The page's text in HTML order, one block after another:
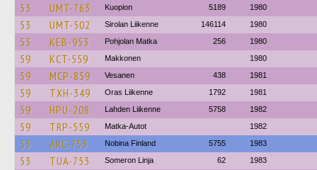
53 UMT-763 Kuopion 5189 1980
53 UMT-502 Sirolan Liikenne 146114 1980
53 KEB-953 Pohjolan Matka 256 1980
59 KCT-559 Makkonen 1980
59 MCP-859 Vesanen 438 1981
59 TXH-349 Oras Liikenne 1792 1981
59 HPU-208 Lahden Liikenne 5758 1982
59 TRP-559 Matka-Autot 1982
53 ARC-753 Nobina Finland 5755 1983
53 TUA-753 Someron Linja 62 1983